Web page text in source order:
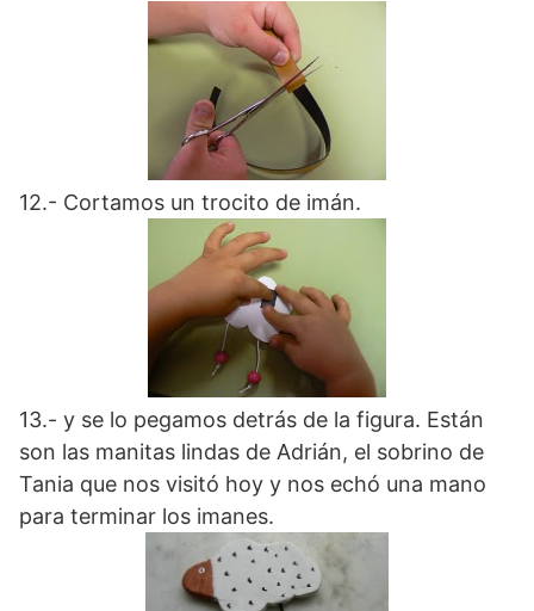
12.- Cortamos un trocito de imán.
13.- y se lo pegamos detrás de la figura. Están
son las manitas lindas de Adrián, el sobrino de
Tania que nos visitó hoy y nos echó una mano
para terminar los imanes.